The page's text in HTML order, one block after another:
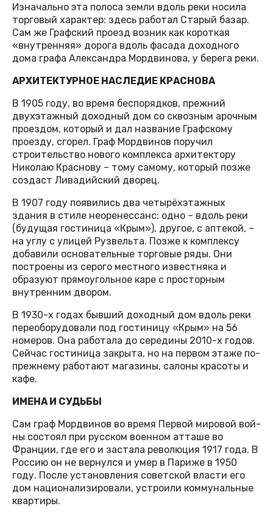
Изначально эта полоса земли вдоль реки носила
торговый характер: здесь работал Старый базар.
Сам же Графский проезд возник как короткая
«внутренняя» дорога вдоль фасада доходного
дома графа Александра Мордвинова, у берега реки.
АРХИТЕКТУРНОЕ НАСЛЕДИЕ КРАСНОВА
В 1905 году, во время беспорядков, прежний
двухэтажный доходный дом со сквозным арочным
проездом, который и дал название Графскому
проезду, сгорел. Граф Мордвинов поручил
строительство нового комплекса архитектору
Николаю Краснову – тому самому, который позже
создаст Ливадийский дворец.
В 1907 году появились два четырёхэтажных
здания в стиле неоренессанс: одно – вдоль реки
(будущая гостиница «Крым»), другое, с аптекой, –
на углу с улицей Рузвельта. Позже к комплексу
добавили основательные торговые ряды. Они
построены из серого местного известняка и
образуют прямоугольное каре с просторным
внутренним двором.
В 1930-х годах бывший доходный дом вдоль реки
переоборудовали под гостиницу «Крым» на 56
номеров. Она работала до середины 2010-х годов.
Сейчас гостиница закрыта, но на первом этаже по-
прежнему работают магазины, салоны красоты и
кафе.
ИМЕНА И СУДЬБЫ
Сам граф Мордвинов во время Первой мировой вой-
ны состоял при русском военном атташе во
Франции, где его и застала революция 1917 года. В
Россию он не вернулся и умер в Париже в 1950
году. После установления советской власти его
дом национализировали, устроили коммунальные
квартиры.